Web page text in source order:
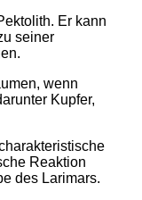
Er kann
seiner
wenn
Kupfer,
Reaktion
des Larimars.